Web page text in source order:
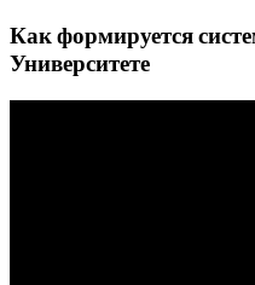
Как формируется
Университете